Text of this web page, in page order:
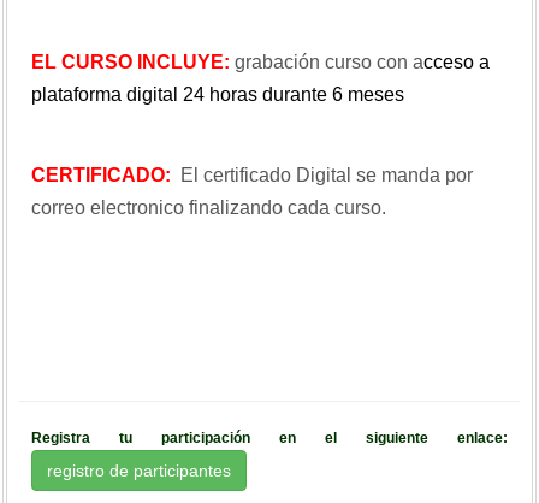
EL CURSO INCLUYE: grabación curso con acceso a
plataforma digital 24 horas durante 6 meses
CERTIFICADO:
El certificado Digital se manda por
correo electronico finalizando cada curso.
Registra tu participación en el siguiente enlace:
registro de participantes